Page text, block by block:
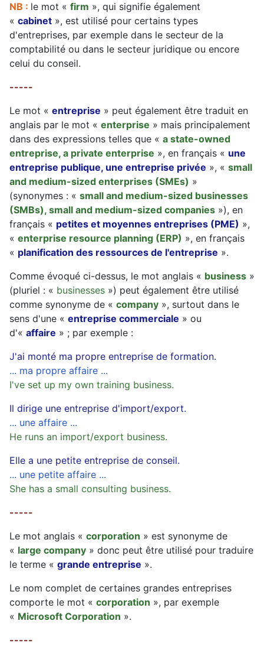
NB : le mot « firm », qui signifie également
« cabinet », est utilisé pour certains types
d'entreprises, par exemple dans le secteur de la
comptabilité ou dans le secteur juridique ou encore
celui du conseil.
-----
Le mot « entreprise » peut également être traduit en
anglais par le mot « enterprise » mais principalement
dans des expressions telles que « a state-owned
entreprise, a private enterprise », en français « une
entreprise publique, une entreprise privée », « small
and medium-sized enterprises (SMEs) »
(synonymes : « small and medium-sized businesses
(SMBs), small and medium-sized companies »), en
français « petites et moyennes entreprises (PME) »,
« enterprise resource planning (ERP) », en français
« planification des ressources de l'entreprise ».
Comme évoqué ci-dessus, le mot anglais « business »
(pluriel : « businesses ») peut également être utilisé
comme synonyme de « company », surtout dans le
sens d'une « entreprise commerciale » ou
d'« affaire » ; par exemple :
J'ai monté ma propre entreprise de formation.
... ma propre affaire ...
I've set up my own training business.
Il dirige une entreprise d'import/export.
... une affaire ...
He runs an import/export business.
Elle a une petite entreprise de conseil.
... une petite affaire ...
She has a small consulting business.
-----
Le mot anglais « corporation » est synonyme de
« large company » donc peut être utilisé pour traduire
le terme « grande entreprise ».
Le nom complet de certaines grandes entreprises
comporte le mot « corporation », par exemple
« Microsoft Corporation ».
-----